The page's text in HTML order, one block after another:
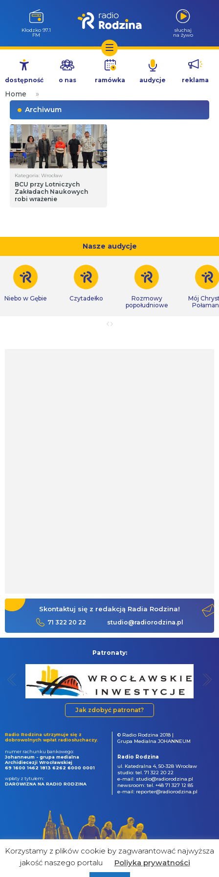
Przejdź
treści
Kłodzko 97.1
FM
słuchaj
na żywo
dostępność o nas ramówka audycje reklama
Home
»
Archiwum
Kategoria: Wrocław
BCU przy Lotniczych
Zakładach Naukowych
robi wrażenie
Nasze audycje
Niebo w Gębie Czytadełko
Rozmowy
popołudniowe
Mój
Skontaktuj się z redakcją Radia Rodzina!
71 322 20 22 studio@radiorodzina.pl
Patronaty:
Jak zdobyć patronat?
Radio Rodzina utrzymuje się z
dobrowolnych wpłat radiosłuchaczy.
numer rachunku bankowego:
Johanneum - grupa medialna
Archidiecezji Wrocławskiej
69 1600 1462 1813 6262 6000 0001
wpłaty z tytułem:
DAROWIZNA NA RADIO RODZINA
© Radio Rodzina 2018 |
Grupa Medialna JOHANNEUM
Radio Rodzina
ul. Katedralna 4, 50-328 Wrocław
studio: tel. 71 322 20 22
e-mail: studio@radiorodzina.pl
newsroom: tel. +48 71 327 12 85
e-mail: reporter@radiorodzina.pl
Korzystamy z plików cookie by zagwarantować najwyższa
jakość naszego portalu
Poliyka prywatności